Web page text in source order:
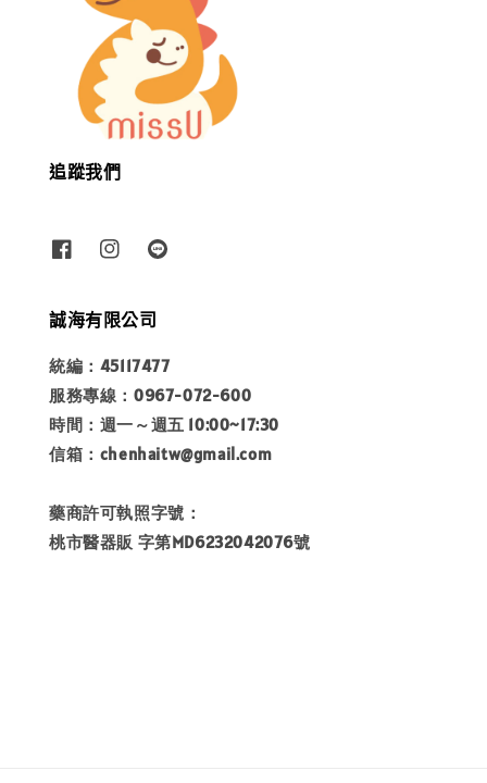
追蹤我們
誠海有限公司
統編：45117477
服務專線：0967-072-600
時間：週一～週五 10:00~17:30
信箱：chenhaitw@gmail.com
藥商許可執照字號：
桃市醫器販 字第MD6232042076號